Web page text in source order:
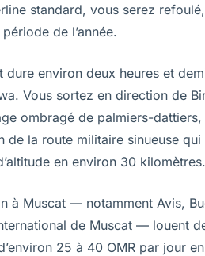
standard, vous serez
de l’année.
dure environ deux heures et
Vous sortez en direction de
ombragé de palmiers-dattiers,
de la route militaire sinueuse
en environ 30 kilomètres.
à Muscat — notamment Avis,
de Muscat — louent
25 à 40 OMR par jour